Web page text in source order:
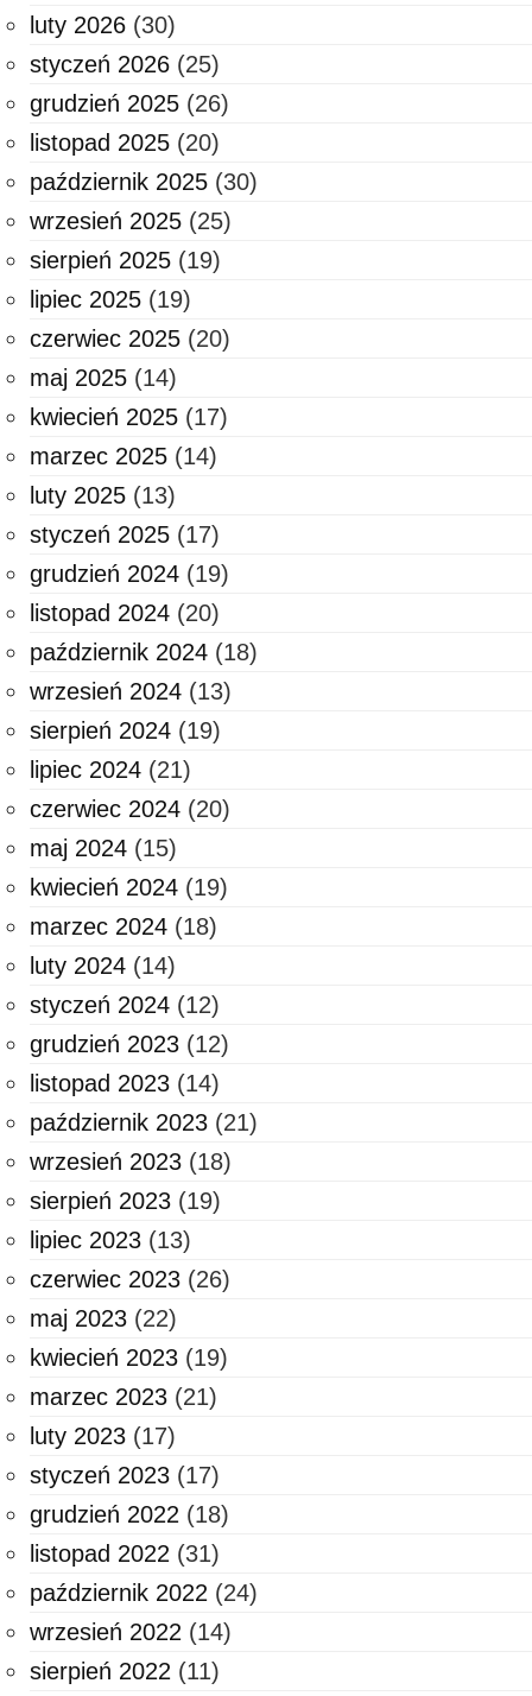
luty 2026 (30)
styczeń 2026 (25)
grudzień 2025 (26)
listopad 2025 (20)
październik 2025 (30)
wrzesień 2025 (25)
sierpień 2025 (19)
lipiec 2025 (19)
czerwiec 2025 (20)
maj 2025 (14)
kwiecień 2025 (17)
marzec 2025 (14)
luty 2025 (13)
styczeń 2025 (17)
grudzień 2024 (19)
listopad 2024 (20)
październik 2024 (18)
wrzesień 2024 (13)
sierpień 2024 (19)
lipiec 2024 (21)
czerwiec 2024 (20)
maj 2024 (15)
kwiecień 2024 (19)
marzec 2024 (18)
luty 2024 (14)
styczeń 2024 (12)
grudzień 2023 (12)
listopad 2023 (14)
październik 2023 (21)
wrzesień 2023 (18)
sierpień 2023 (19)
lipiec 2023 (13)
czerwiec 2023 (26)
maj 2023 (22)
kwiecień 2023 (19)
marzec 2023 (21)
luty 2023 (17)
styczeń 2023 (17)
grudzień 2022 (18)
listopad 2022 (31)
październik 2022 (24)
wrzesień 2022 (14)
sierpień 2022 (11)